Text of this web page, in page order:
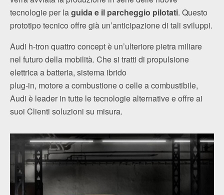
tecnologie per laguida e il parcheggio pilotati. Questo
prototipo tecnico offre già un’anticipazione di tali sviluppi.
Audi h‑tron quattro concept è un’ulteriore pietra miliare
nel futuro della mobilità. Che si tratti di propulsione
elettrica a batteria, sistema ibrido
plug-in, motore a combustione o celle a combustibile,
Audi è leader in tutte le tecnologie alternative e offre ai
suoi Clienti soluzioni su misura.